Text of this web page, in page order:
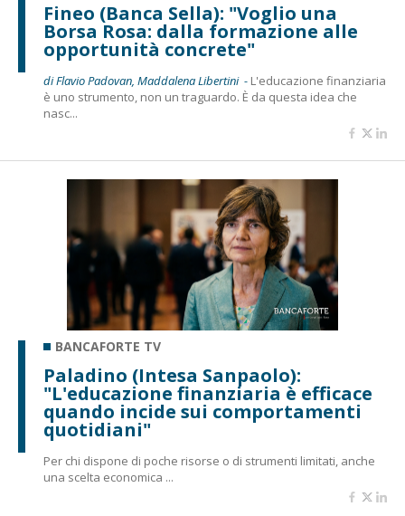
Fineo (Banca Sella): "Voglio una
Borsa Rosa: dalla formazione alle
opportunità concrete"
di Flavio Padovan, Maddalena Libertini - L'educazione finanziaria
è uno strumento, non un traguardo. È da questa idea che
nasc...
BANCAFORTE TV
Paladino (Intesa Sanpaolo):
"L'educazione finanziaria è efficace
quando incide sui comportamenti
quotidiani"
Per chi dispone di poche risorse o di strumenti limitati, anche
una scelta economica ...